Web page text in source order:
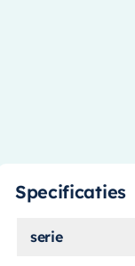
Specificaties
serie